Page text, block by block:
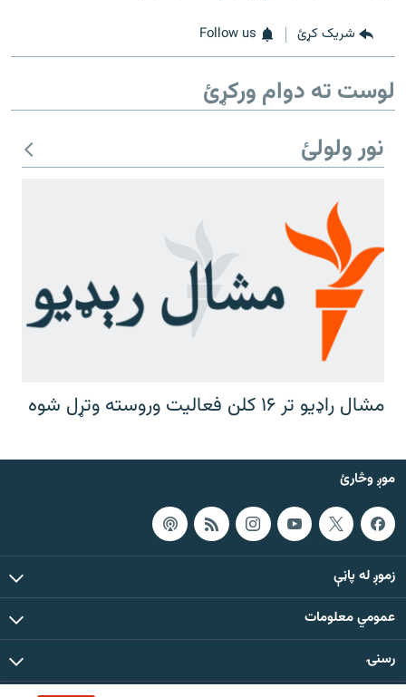
شریک کړئ Follow us
لوست ته دوام ورکړئ
نور ولولئ
مشال راډیو تر ۱۶ کلن فعالیت وروسته وتړل شوه
موږ وڅارئ
زموږ له پاڼې
عمومي معلومات
رسنۍ